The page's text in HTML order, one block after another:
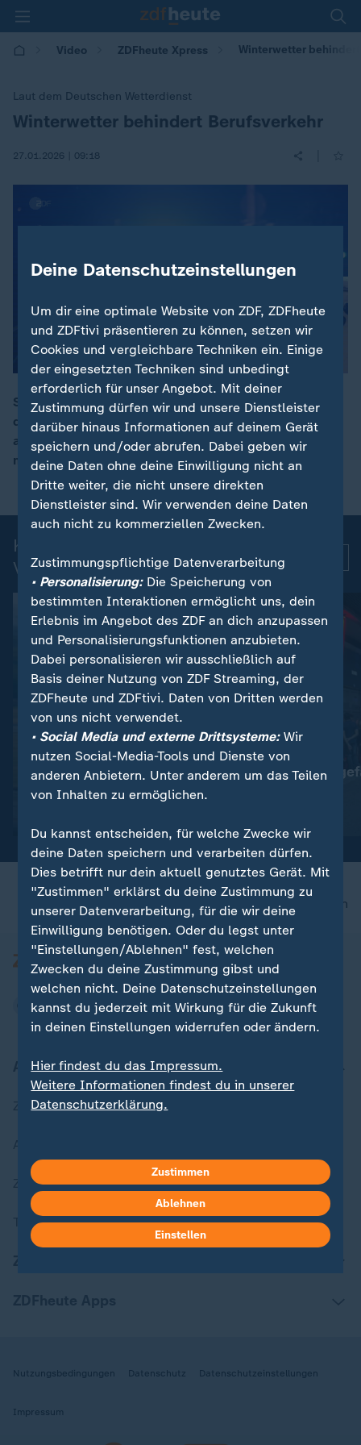
Video ZDFheute Xpress Winterwetter
Laut dem Deutschen Wetterdienst
:
Winterwetter behindert Berufsverkehr
27.01.2026 | 09:18
00:16
Schnee und Glatteis behindern in Teilen Deutschlands
den Berufsverkehr. Deutschlandweit ereigneten sich
auf Fahrbahnen zahlreiche Unfälle. Einige Strecken
mussten gesperrt werden.
Kurznachrichten: Aktuelle
Videos
Greenwashing oder Klimaschutz
Klimaversprechen beim
Fliegen
Berlin
Kostendruck
nach oben
Aktuell bei ZDFheute
Zuletzt veröffentlicht
ZDFheute Stories
Themen im Überblick
Nutzungsbedingungen Datenschutz Datenschutzeinstellungen
Impressum
Deine Datenschutzeinstellungen
Um dir eine optimale Website von ZDF, ZDFheute
und ZDFtivi präsentieren zu können, setzen wir
Cookies und vergleichbare Techniken ein. Einige
der eingesetzten Techniken sind unbedingt
erforderlich für unser Angebot. Mit deiner
Zustimmung dürfen wir und unsere Dienstleister
darüber hinaus Informationen auf deinem Gerät
speichern und/oder abrufen. Dabei geben wir
deine Daten ohne deine Einwilligung nicht an
Dritte weiter, die nicht unsere direkten
Dienstleister sind. Wir verwenden deine Daten
auch nicht zu kommerziellen Zwecken.
Zustimmungspflichtige Datenverarbeitung
• Personalisierung:Die Speicherung von
bestimmten Interaktionen ermöglicht uns, dein
Erlebnis im Angebot des ZDF an dich anzupassen
und Personalisierungsfunktionen anzubieten.
Dabei personalisieren wir ausschließlich auf
Basis deiner Nutzung von ZDF Streaming, der
ZDFheute und ZDFtivi. Daten von Dritten werden
von uns nicht verwendet.
• Social Media und externe Drittsysteme:Wir
nutzen Social-Media-Tools und Dienste von
anderen Anbietern. Unter anderem um das Teilen
von Inhalten zu ermöglichen.
Du kannst entscheiden, für welche Zwecke wir
deine Daten speichern und verarbeiten dürfen.
Dies betrifft nur dein aktuell genutztes Gerät. Mit
"Zustimmen" erklärst du deine Zustimmung zu
unserer Datenverarbeitung, für die wir deine
Einwilligung benötigen. Oder du legst unter
"Einstellungen/Ablehnen" fest, welchen
Zwecken du deine Zustimmung gibst und
welchen nicht. Deine Datenschutzeinstellungen
kannst du jederzeit mit Wirkung für die Zukunft
in deinen Einstellungen widerrufen oder ändern.
Hier findest du das Impressum.
Weitere Informationen findest du in unserer
Datenschutzerklärung.
Zustimmen
Ablehnen
Einstellen